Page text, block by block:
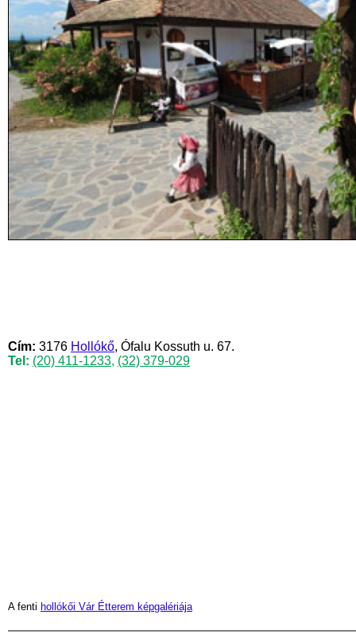
Cím: 3176 Hollókő, Ófalu Kossuth u. 67.
Tel: (20) 411-1233, (32) 379-029
A fenti hollókői Vár Étterem képgalériája